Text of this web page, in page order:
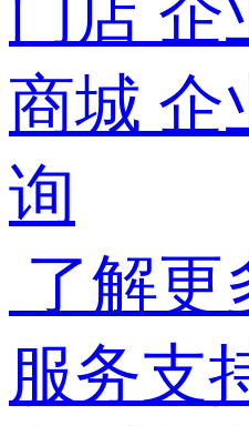
门店 企
商城 企
询
了解更
服务支